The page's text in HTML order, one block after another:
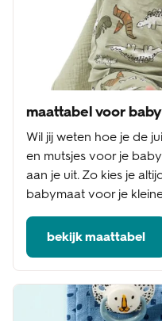
maattabel voor
Wil jij weten hoe je de
en mutsjes voor je
aan je uit. Zo kies je
babymaat voor je
bekijk maattabel